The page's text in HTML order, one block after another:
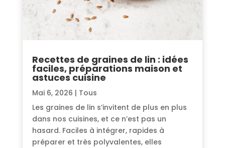
Recettes de graines de lin : idées
faciles, préparations maison et
astuces cuisine
Mai 6, 2026 | Tous
Les graines de lin s’invitent de plus en plus
dans nos cuisines, et ce n’est pas un
hasard. Faciles à intégrer, rapides à
préparer et très polyvalentes, elles